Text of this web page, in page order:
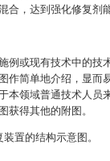
合，达到强化修复剂能
例或现有技术中的技
作简单地介绍，显而
本领域普通技术人员
获得其他的附图。
置的结构示意图。